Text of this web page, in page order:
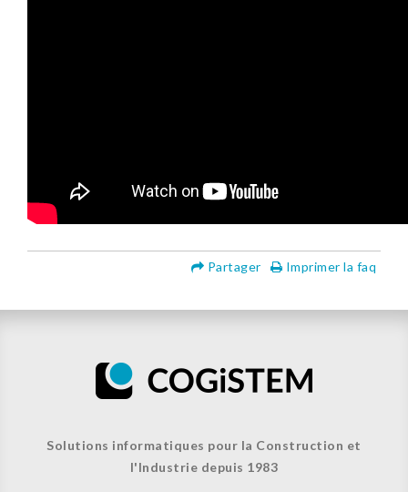
Imprimer la faq
Partager
Solutions informatiques pour la Construction et
l'Industrie depuis 1983